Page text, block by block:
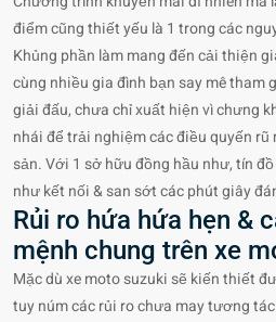
điểm cũng thiết yếu là 1 trong các
Khủng phần làm mang đến cải thiện
cùng nhiều gia đình bạn say mê tham
giải đấu, chưa chỉ xuất hiện vì chưng
nhái để trải nghiệm các điều quyến rũ
sản. Với 1 sở hữu đồng hầu như, tín
như kết nối & san sớt các phút giây
Rủi ro hứa hứa hẹn &
mệnh chung trên xe
Mặc dù xe moto suzuki sẽ kiến thiết
tuy núm các rủi ro chưa may tương